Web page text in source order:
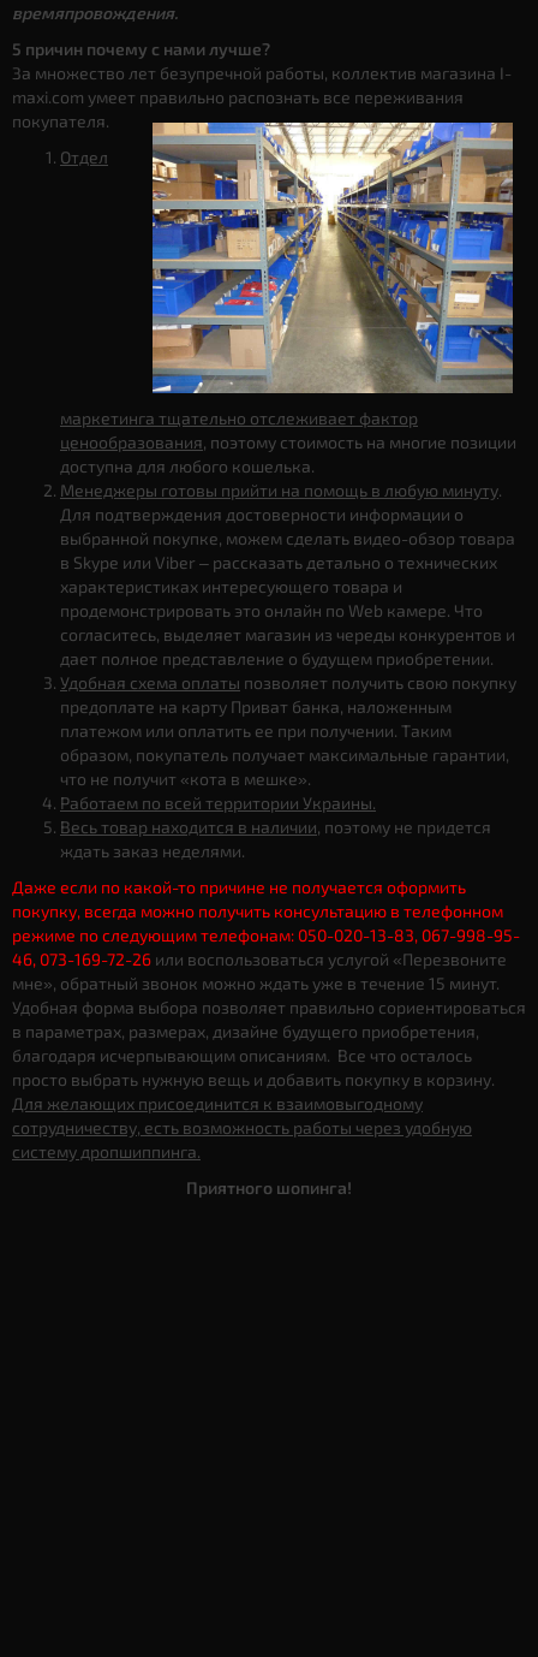
времяпровождения.
5 причин почему с нами лучше?
За множество лет безупречной работы, коллектив магазина I-
maxi.com умеет правильно распознать все переживания
покупателя.
Отдел
маркетинга тщательно отслеживает фактор
ценообразования, поэтому стоимость на многие позиции
доступна для любого кошелька.
Менеджеры готовы прийти на помощь в любую минуту.
Для подтверждения достоверности информации о
выбранной покупке, можем сделать видео-обзор товара
в Skype или Viber – рассказать детально о технических
характеристиках интересующего товара и
продемонстрировать это онлайн по Web камере. Что
согласитесь, выделяет магазин из череды конкурентов и
дает полное представление о будущем приобретении.
Удобная схема оплаты позволяет получить свою покупку
предоплате на карту Приват банка, наложенным
платежом или оплатить ее при получении. Таким
образом, покупатель получает максимальные гарантии,
что не получит «кота в мешке».
Работаем по всей территории Украины.
Весь товар находится в наличии, поэтому не придется
ждать заказ неделями.
Даже если по какой-то причине не получается оформить
покупку, всегда можно получить консультацию в телефонном
режиме по следующим телефонам: 050-020-13-83, 067-998-95-
46, 073-169-72-26 или воспользоваться услугой «Перезвоните
мне», обратный звонок можно ждать уже в течение 15 минут.
Удобная форма выбора позволяет правильно сориентироваться
в параметрах, размерах, дизайне будущего приобретения,
благодаря исчерпывающим описаниям. Все что осталось
просто выбрать нужную вещь и добавить покупку в корзину.
Для желающих присоединится к взаимовыгодному
сотрудничеству, есть возможность работы через удобную
систему дропшиппинга.
Приятного шопинга!